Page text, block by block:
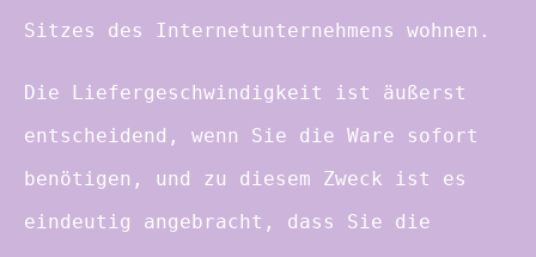
Sitzes des Internetunternehmens wohnen.
Die Liefergeschwindigkeit ist äußerst
entscheidend, wenn Sie die Ware sofort
benötigen, und zu diesem Zweck ist es
eindeutig angebracht, dass Sie die